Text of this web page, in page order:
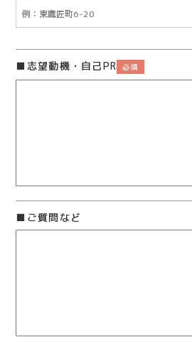
志望動機・自己PR 必須
ご質問など